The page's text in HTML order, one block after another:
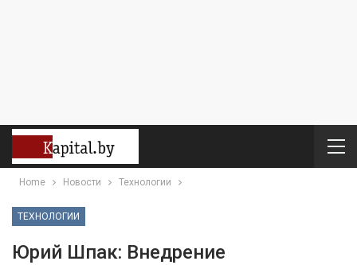
Home Новости Технологии
ТЕХНОЛОГИИ
Юрий Шпак: Внедрение